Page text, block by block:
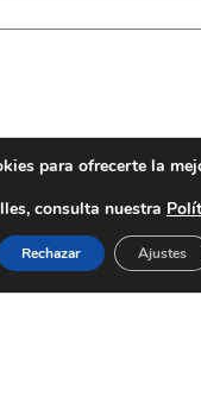
para ofrecerte la
consulta nuestra
Rechazar Ajustes